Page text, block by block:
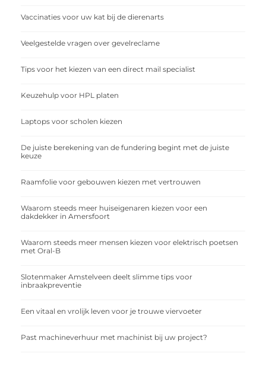
Vaccinaties voor uw kat bij de dierenarts
Veelgestelde vragen over gevelreclame
Tips voor het kiezen van een direct mail specialist
Keuzehulp voor HPL platen
Laptops voor scholen kiezen
De juiste berekening van de fundering begint met de juiste
keuze
Raamfolie voor gebouwen kiezen met vertrouwen
Waarom steeds meer huiseigenaren kiezen voor een
dakdekker in Amersfoort
Waarom steeds meer mensen kiezen voor elektrisch poetsen
met Oral-B
Slotenmaker Amstelveen deelt slimme tips voor
inbraakpreventie
Een vitaal en vrolijk leven voor je trouwe viervoeter
Past machineverhuur met machinist bij uw project?